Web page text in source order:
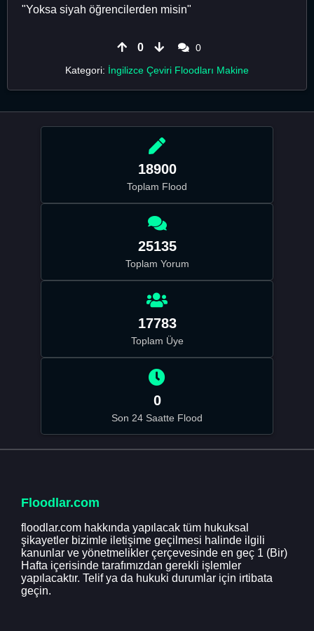
"Yoksa siyah öğrencilerden misin"
0
0
Kategori: İngilizce Çeviri Floodları Makine
18900
Toplam Flood
25135
Toplam Yorum
17783
Toplam Üye
0
Son 24 Saatte Flood
Floodlar.com
floodlar.com hakkında yapılacak tüm hukuksal
şikayetler bizimle iletişime geçilmesi halinde ilgili
kanunlar ve yönetmelikler çerçevesinde en geç 1 (Bir)
Hafta içerisinde tarafımızdan gerekli işlemler
yapılacaktır. Telif ya da hukuki durumlar için irtibata
geçin.